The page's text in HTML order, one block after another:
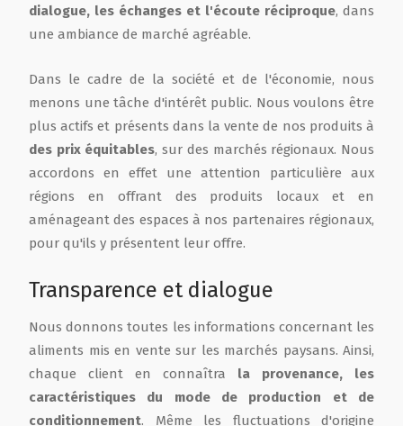
dialogue, les échanges et l'écoute réciproque, dans
une ambiance de marché agréable.
Dans le cadre de la société et de l'économie, nous
menons une tâche d'intérêt public. Nous voulons être
plus actifs et présents dans la vente de nos produits à
des prix équitables, sur des marchés régionaux. Nous
accordons en effet une attention particulière aux
régions en offrant des produits locaux et en
aménageant des espaces à nos partenaires régionaux,
pour qu'ils y présentent leur offre.
Transparence et dialogue
Nous donnons toutes les informations concernant les
aliments mis en vente sur les marchés paysans. Ainsi,
chaque client en connaîtra la provenance, les
caractéristiques du mode de production et de
conditionnement. Même les fluctuations d'origine